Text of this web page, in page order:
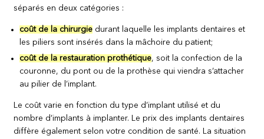
séparés en deux catégories :
coût de la chirurgie durant laquelle les implants dentaires et
les piliers sont insérés dans la mâchoire du patient;
coût de la restauration prothétique, soit la confection de la
couronne, du pont ou de la prothèse qui viendra s’attacher
au pilier de l’implant.
Le coût varie en fonction du type d’implant utilisé et du
nombre d’implants à implanter. Le prix des implants dentaires
diffère également selon votre condition de santé. La situation